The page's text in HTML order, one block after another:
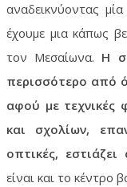
αναδεικνύοντας
έχουμε μια κάπως
τον Μεσαίωνα. Η
περισσότερο από
αφού με τεχνικές
και σχολίων,
οπτικές,
είναι και το κέντρο